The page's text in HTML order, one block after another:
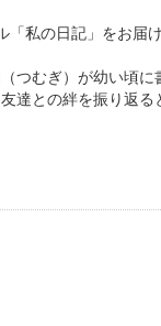
私の日記」をお届け
つむぎ）が幼い頃に
達との絆を振り返る